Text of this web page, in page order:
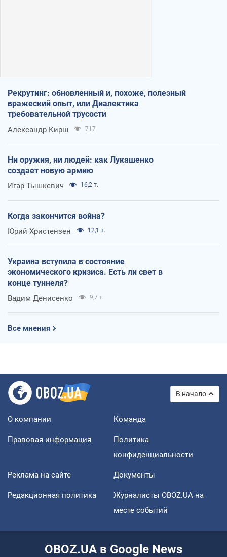
Рекрутинг: обновленный и, похоже, полезный
вражеский опыт, или Диалектика
требовательной трусости
Александр Кирш 717
Ни оружия, ни людей: как Лукашенко
создает новую армию
Игар Тышкевич 16,2 т.
Когда закончится война?
Юрий Христензен 12,1 т.
Украина вступила в состояние
экономического кризиса. Есть ли свет в
конце туннеля?
Вадим Денисенко 9,7 т.
Все мнения
В начало
О компании Команда
Правовая информация
Политика
конфиденциальности
Реклама на сайте Документы
Редакционная политика
Журналисты OBOZ.UA на
месте событий
OBOZ.UA в Google News